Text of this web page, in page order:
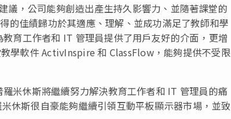
議，公司能夠創造出產生持久影響力、並隨著課堂的
的佳績歸功於其適應、理解、並成功滿足了教師和學
育工作者和 IT 管理員提供了用戶友好的介面，更增
學軟件 ActivInspire 和 ClassFlow，能夠提供不受限
米休斯將繼續努力解決教育工作者和 IT 管理員的痛
休斯很自豪能夠繼續引領互動平板顯示器市場，並致